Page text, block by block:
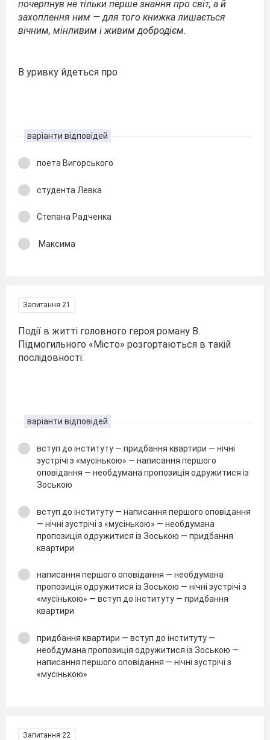
почерпнув не тільки перше знання про світ, а й
захоплення ним — для того книжка лишається
вічним, мінливим і живим добродієм.
В уривку йдеться про
варіанти відповідей
поета Вигорського
студента Левка
Степана Радченка
Максима
Запитання 21
Події в житті головного героя роману В.
Підмогильного «Місто» розгортаються в такій
послідовності:
варіанти відповідей
вступ до інституту — придбання квартири — нічні
зустрічі з «мусінькою» — написання першого
оповідання — необдумана пропозиція одружитися із
Зоською
вступ до інституту — написання першого оповідання
— нічні зустрічі з «мусінькою» — необдумана
пропозиція одружитися із Зоською — придбання
квартири
написання першого оповідання — необдумана
пропозиція одружитися із Зоською — нічні зустрічі з
«мусінькою» — вступ до інституту — придбання
квартири
придбання квартири — вступ до інституту —
необдумана пропозиція одружитися із Зоською —
написання першого оповідання — нічні зустрічі з
«мусінькою»
Запитання 22